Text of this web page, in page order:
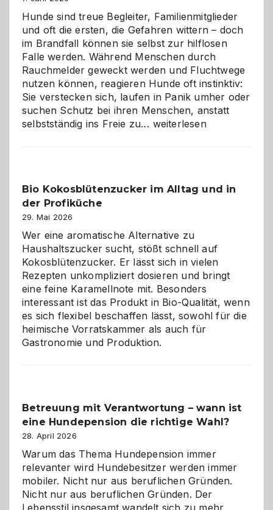
Hunde sind treue Begleiter, Familienmitglieder
und oft die ersten, die Gefahren wittern – doch
im Brandfall können sie selbst zur hilflosen
Falle werden. Während Menschen durch
Rauchmelder geweckt werden und Fluchtwege
nutzen können, reagieren Hunde oft instinktiv:
Sie verstecken sich, laufen in Panik umher oder
suchen Schutz bei ihren Menschen, anstatt
selbstständig ins Freie zu… Wenn
Gefahr
für
Hunde
im
eigenen
Zuhause
weiterlesen
Bio Kokosblütenzucker im Alltag und in
der Profiküche
29. Mai 2026
Wer eine aromatische Alternative zu
Haushaltszucker sucht, stößt schnell auf
Kokosblütenzucker. Er lässt sich in vielen
Rezepten unkompliziert dosieren und bringt
eine feine Karamellnote mit. Besonders
interessant ist das Produkt in Bio-Qualität, wenn
es sich flexibel beschaffen lässt, sowohl für die
heimische Vorratskammer als auch für
Gastronomie und Produktion.
Betreuung mit Verantwortung – wann ist
eine Hundepension die richtige Wahl?
28. April 2026
Warum das Thema Hundepension immer
relevanter wird Hundebesitzer werden immer
mobiler. Nicht nur aus beruflichen Gründen.
Nicht nur aus beruflichen Gründen. Der